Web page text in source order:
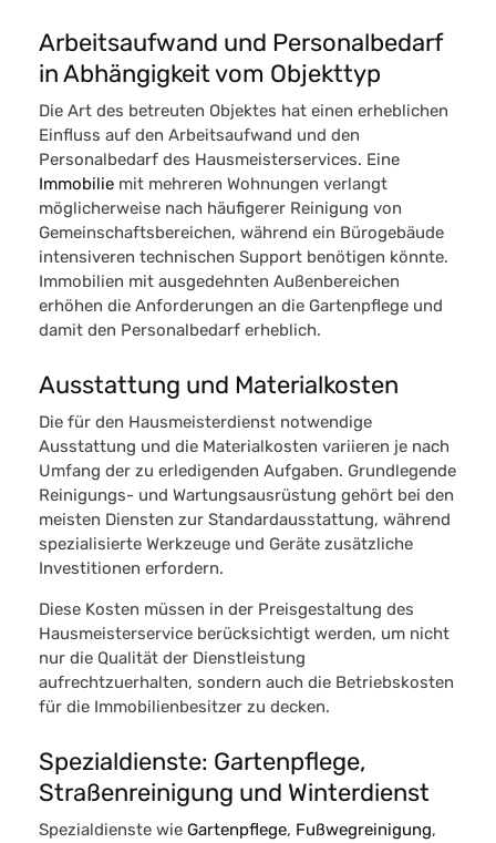
Arbeitsaufwand und Personalbedarf
in Abhängigkeit vom Objekttyp
Die Art des betreuten Objektes hat einen erheblichen
Einfluss auf den Arbeitsaufwand und den
Personalbedarf des Hausmeisterservices. Eine
Immobilie mit mehreren Wohnungen verlangt
möglicherweise nach häufigerer Reinigung von
Gemeinschaftsbereichen, während ein Bürogebäude
intensiveren technischen Support benötigen könnte.
Immobilien mit ausgedehnten Außenbereichen
erhöhen die Anforderungen an die Gartenpflege und
damit den Personalbedarf erheblich.
Ausstattung und Materialkosten
Die für den Hausmeisterdienst notwendige
Ausstattung und die Materialkosten variieren je nach
Umfang der zu erledigenden Aufgaben. Grundlegende
Reinigungs- und Wartungsausrüstung gehört bei den
meisten Diensten zur Standardausstattung, während
spezialisierte Werkzeuge und Geräte zusätzliche
Investitionen erfordern.
Diese Kosten müssen in der Preisgestaltung des
Hausmeisterservice berücksichtigt werden, um nicht
nur die Qualität der Dienstleistung
aufrechtzuerhalten, sondern auch die Betriebskosten
für die Immobilienbesitzer zu decken.
Spezialdienste: Gartenpflege,
Straßenreinigung und Winterdienst
Spezialdienste wie Gartenpflege, Fußwegreinigung, ​